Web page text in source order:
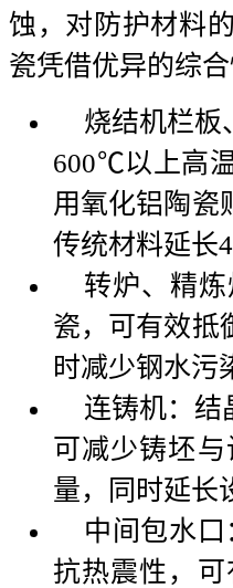
蚀，对防护材料
瓷凭借优异的综
烧结机栏板
600℃以上高
用氧化铝陶瓷
传统材料延长
转炉、精
瓷，可有效抵
时减少钢水污
连铸机：结
可减少铸坯
量，同时延长
中间包水
抗热震性，